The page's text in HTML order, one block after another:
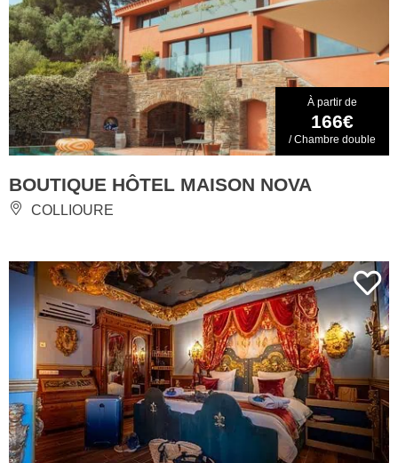
À partir de
166€
/ Chambre double
BOUTIQUE HÔTEL MAISON NOVA
COLLIOURE